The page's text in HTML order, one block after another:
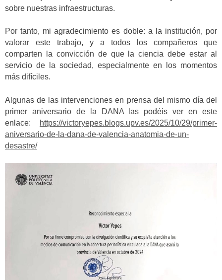
sobre nuestras infraestructuras.
Por tanto, mi agradecimiento es doble: a la institución, por
valorar este trabajo, y a todos los compañeros que
comparten la convicción de que la ciencia debe estar al
servicio de la sociedad, especialmente en los momentos
más difíciles.
Algunas de las intervenciones en prensa del mismo día del
primer aniversario de la DANA las podéis ver en este
enlace:
https://victoryepes.blogs.upv.es/2025/10/29/primer-
aniversario-de-la-dana-de-valencia-anatomia-de-un-
desastre/